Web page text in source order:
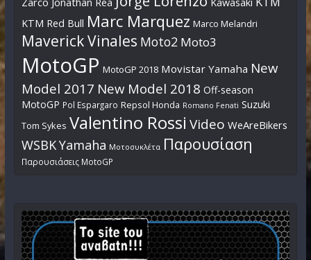
Kawasaki
KTM Red Bull Marc Marquez Marco Melandri
Maverick Vinales Moto2 Moto3
MotoGP MotoGP 2018 Movistar Yamaha New
Model 2017 New Model 2018 Off-season
MotoGP Pol Espargaro Repsol Honda Romano Fenati Suzuki
Tom Sykes Valentino Rossi Video WeAreBikers
WSBKYamaha Μοτοσυκλέτα Παρουσίαση
Παρουσιάσεις MotoGP